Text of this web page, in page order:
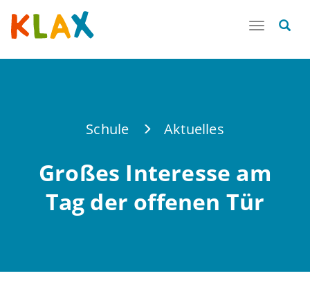
Toggle
Schule Aktuelles
Großes Interesse am
Tag der offenen Tür